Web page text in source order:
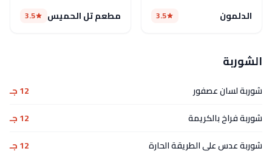
الدلمون 3.5 مطعم تل الحميس 3.5
الشوربة
شوربة لسان عصفور
12 جـ
شوربة فراخ بالكريمة
12 جـ
شوربة عدس على الطريقة الحارة
12 جـ